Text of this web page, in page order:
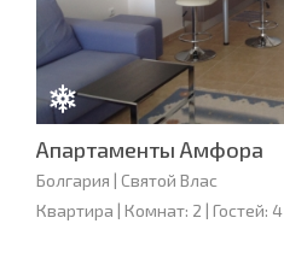
Апартаменты Амфора
Болгария | Святой Влас
Квартира | Комнат: 2 | Гостей: 4